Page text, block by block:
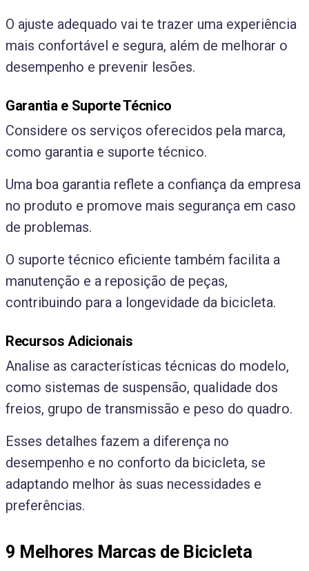
O ajuste adequado vai te trazer uma experiência
mais confortável e segura, além de melhorar o
desempenho e prevenir lesões.
Garantia e Suporte Técnico
Considere os serviços oferecidos pela marca,
como garantia e suporte técnico.
Uma boa garantia reflete a confiança da empresa
no produto e promove mais segurança em caso
de problemas.
O suporte técnico eficiente também facilita a
manutenção e a reposição de peças,
contribuindo para a longevidade da bicicleta.
Recursos Adicionais
Analise as características técnicas do modelo,
como sistemas de suspensão, qualidade dos
freios, grupo de transmissão e peso do quadro.
Esses detalhes fazem a diferença no
desempenho e no conforto da bicicleta, se
adaptando melhor às suas necessidades e
preferências.
9 Melhores Marcas de Bicicleta